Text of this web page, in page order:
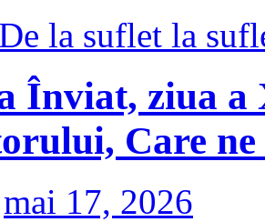
De la suflet la
Înviat, ziua
Care ne
mai 17, 2026